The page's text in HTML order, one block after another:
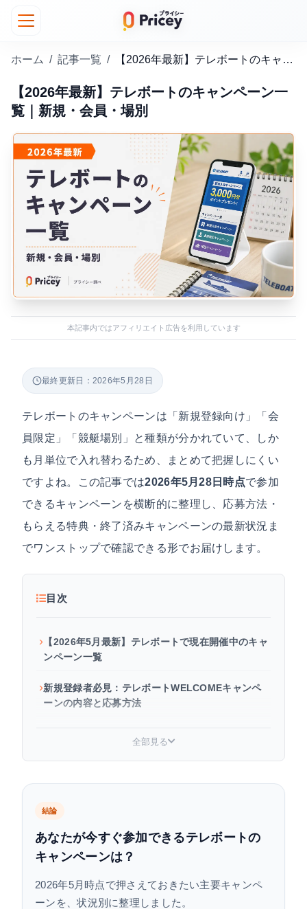
ホーム / 記事一覧 / 【2026年最新】テレボートのキャンペーン一覧｜新規・会員・場別
【2026年最新】テレボートのキャンペーン一
覧｜新規・会員・場別
本記事内ではアフィリエイト広告を利用しています
最終更新日：2026年5月28日
テレボートのキャンペーンは「新規登録向け」「会
員限定」「競艇場別」と種類が分かれていて、しか
も月単位で入れ替わるため、まとめて把握しにくい
ですよね。この記事では2026年5月28日時点で参加
できるキャンペーンを横断的に整理し、応募方法・
もらえる特典・終了済みキャンペーンの最新状況ま
でワンストップで確認できる形でお届けします。
目次
【2026年5月最新】テレボートで現在開催中のキャ
ンペーン一覧
新規登録者必見：テレボートWELCOMEキャンペ
ーンの内容と応募方法
各ボートレース場の独自キャッシュバックキャン
友達紹介・銀行連動キャンペーンの最新状況
キャンペーンに参加する前に必要なテレボート登
録の準備
テレボートのキャンペーンに関するよくある質問
全部見る
結論
あなたが今すぐ参加できるテレボートの
キャンペーンは？
2026年5月時点で押さえておきたい主要キャンペ
ーンを、状況別に整理しました。